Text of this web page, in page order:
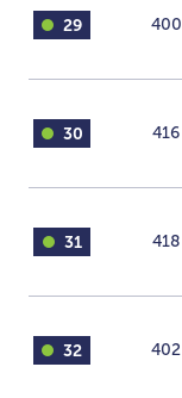
29 400
30 416
31 418
32 402